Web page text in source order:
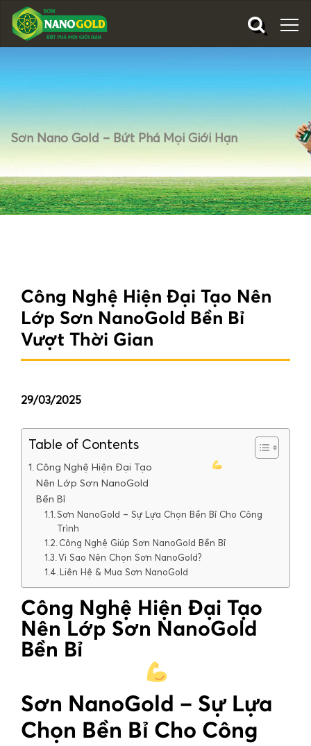
Sơn Nano Gold – Bứt Phá Mọi Giới Hạn
Công Nghệ Hiện Đại Tạo Nên
Lớp Sơn NanoGold Bền Bỉ
Vượt Thời Gian
29/03/2025
Table of Contents
Công Nghệ Hiện Đại Tạo
Nên Lớp Sơn NanoGold
Bền Bỉ
Sơn NanoGold – Sự Lựa Chọn Bền Bỉ Cho Công
Trình
Công Nghệ Giúp Sơn NanoGold Bền Bỉ
Vì Sao Nên Chọn Sơn NanoGold?
Liên Hệ & Mua Sơn NanoGold
Công Nghệ Hiện Đại Tạo
Nên Lớp Sơn NanoGold
Bền Bỉ
Sơn NanoGold – Sự Lựa
Chọn Bền Bỉ Cho Công